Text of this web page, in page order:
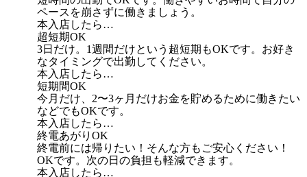
ペースを崩さずに働きましょう。
本入店したら…
超短期OK
3日だけ。1週間だけという超短期もOKです。お好き
なタイミングで出勤してください。
本入店したら…
短期間OK
今月だけ、2〜3ヶ月だけお金を貯めるために働きたい
などでもOKです。
本入店したら…
終電あがりOK
終電前には帰りたい！そんな方もご安心ください！
OKです。次の日の負担も軽減できます。
本入店したら…